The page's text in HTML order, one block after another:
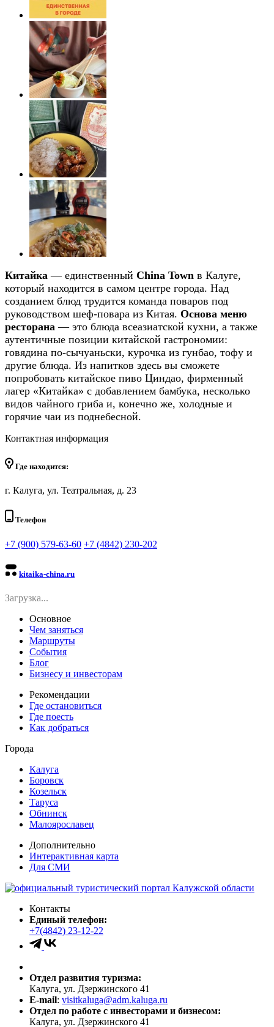
Китайка — единственный China Town в Калуге,
который находится в самом центре города. Над
созданием блюд трудится команда поваров под
руководством шеф-повара из Китая. Основа меню
ресторана — это блюда всеазиатской кухни, а также
аутентичные позиции китайской гастрономии:
говядина по-сычуаньски, курочка из гунбао, тофу и
другие блюда. Из напитков здесь вы сможете
попробовать китайское пиво Циндао, фирменный
лагер «Китайка» с добавлением бамбука, несколько
видов чайного гриба и, конечно же, холодные и
горячие чаи из поднебесной.
Контактная информация
Где находится:
г. Калуга, ул. Театральная, д. 23
Телефон
+7 (900) 579-63-60 +7 (4842) 230-202
kitaika-china.ru
Загрузка...
Основное
Чем заняться
Маршруты
События
Блог
Бизнесу и инвесторам
Рекомендации
Где остановиться
Где поесть
Как добраться
Города
Калуга
Боровск
Козельск
Таруса
Обнинск
Малоярославец
Дополнительно
Интерактивная карта
Для СМИ
Контакты
Единый телефон:
+7(4842) 23-12-22
Отдел развития туризма:
Калуга, ул. Дзержинского 41
E-mail: visitkaluga@adm.kaluga.ru
Отдел по работе с инвесторами и бизнесом:
Калуга, ул. Дзержинского 41